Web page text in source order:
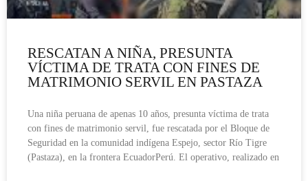
RESCATAN A NIÑA, PRESUNTA
VÍCTIMA DE TRATA CON FINES DE
MATRIMONIO SERVIL EN PASTAZA
Una niña peruana de apenas 10 años, presunta víctima de trata
con fines de matrimonio servil, fue rescatada por el Bloque de
Seguridad en la comunidad indígena Espejo, sector Río Tigre
(Pastaza), en la frontera EcuadorPerú. El operativo, realizado en